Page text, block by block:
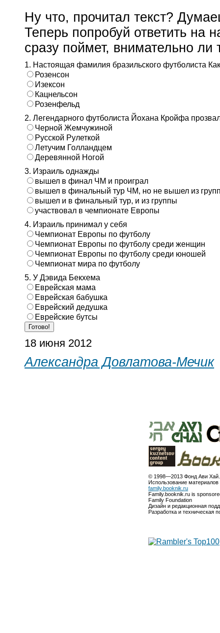
Ну что, прочитал текст?
Теперь попробуй ответить
сразу поймет, внимательно
1. Настоящая фамилия бразильского футболиста
Розенсон
Изексон
Кацнельсон
Розенфельд
2. Легендарного футболиста Йохана Кройфа
Черной Жемчужиной
Русской Рулеткой
Летучим Голландцем
Деревянной Ногой
3. Израиль однажды
вышел в финал ЧМ и проиграл
вышел в финальный тур ЧМ, но не вышел из
вышел и в финальный тур, и из группы
участвовал в чемпионате Европы
4. Израиль принимал у себя
Чемпионат Европы по футболу
Чемпионат Европы по футболу среди женщин
Чемпионат Европы по футболу среди юношей
Чемпионат мира по футболу
5. У Дэвида Бекхема
Еврейская мама
Еврейская бабушка
Еврейский дедушка
Еврейские бутсы
18 июня 2012
Александра Довлатова-Мечик
© 1998—2013 Фонд Ави
Использование
family.booknik.ru
Family.booknik.ru is
Family Foundation
Дизайн и редакционная
Разработка и техническая